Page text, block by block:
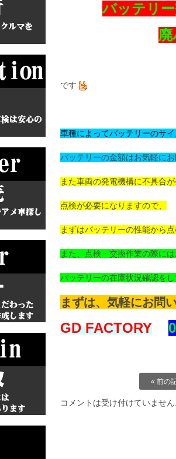
バッテリ
です
車種によってバッテリーのサ
バッテリーの金額はお気軽に
また車両の発電機構に不具合
点検が必要になりますので、
まずはバッテリーの性能から
また、点検・交換作業の際に
バッテリーの在庫状況確認を
まずは、気軽にお問
GD FACTORY
« 前の
コメントは受け付けていませ